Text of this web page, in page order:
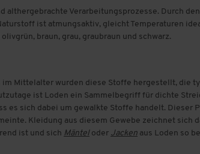
Verarbeitungsprozesse. Durch
ist atmungsaktiv, gleicht Temperaturen
braun, grau, graubraun und schwarz.
Mittelalter wurden diese Stoffe hergestellt, die
ist Loden ein Sammelbegriff für dichte
es sich dabei um gewalkte Stoffe handelt.
Kleidung aus diesem Gewebe zeichnet sich
ist und sich Mänteloder Jacken aus Loden so